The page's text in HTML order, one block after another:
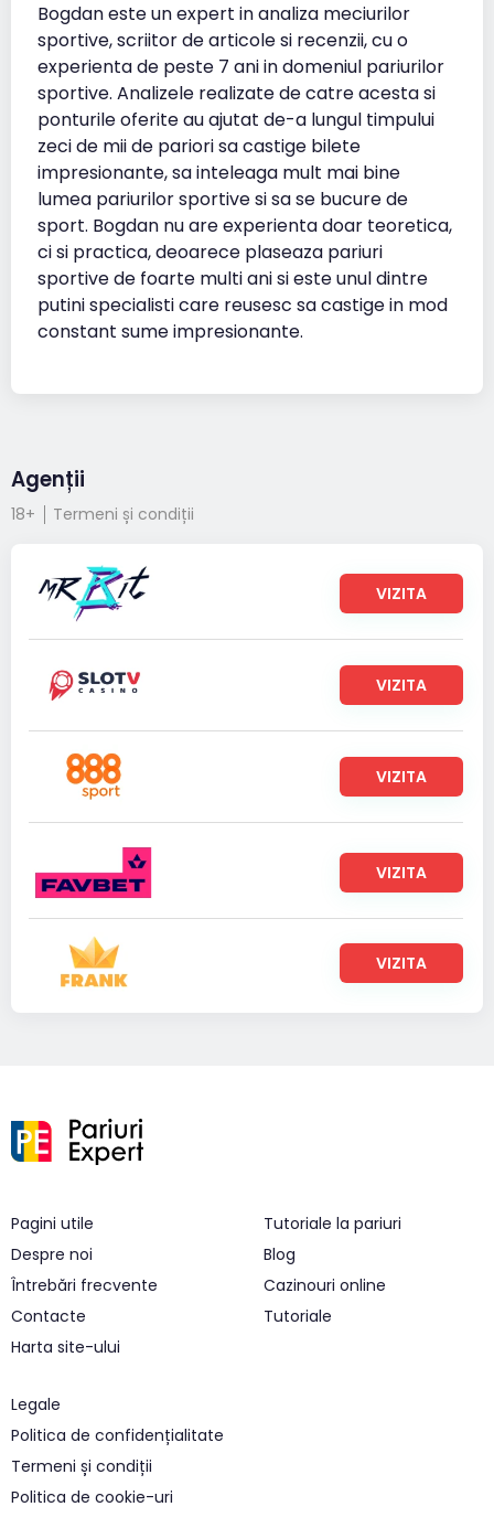
Bogdan este un expert in analiza meciurilor
sportive, scriitor de articole si recenzii, cu o
experienta de peste 7 ani in domeniul pariurilor
sportive. Analizele realizate de catre acesta si
ponturile oferite au ajutat de-a lungul timpului
zeci de mii de pariori sa castige bilete
impresionante, sa inteleaga mult mai bine
lumea pariurilor sportive si sa se bucure de
sport. Bogdan nu are experienta doar teoretica,
ci si practica, deoarece plaseaza pariuri
sportive de foarte multi ani si este unul dintre
putini specialisti care reusesc sa castige in mod
constant sume impresionante.
Agenții
18+ Termeni și condiții
VIZITA
VIZITA
VIZITA
VIZITA
VIZITA
Pagini utile
Despre noi
Întrebări frecvente
Contacte
Harta site-ului
Tutoriale la pariuri
Blog
Cazinouri online
Tutoriale
Legale
Politica de confidențialitate
Termeni și condiții
Politica de cookie-uri